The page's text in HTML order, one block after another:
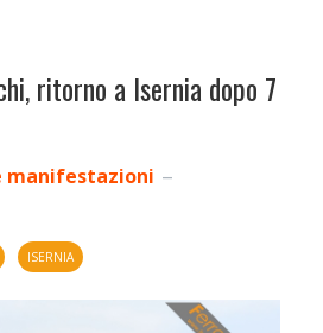
ritorno a Isernia dopo 7
manifestazioni
ISERNIA